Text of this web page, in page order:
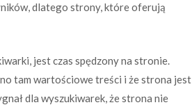
dlatego strony, które oferują
jest czas spędzony na stronie.
tam wartościowe treści i że strona jest
dla wyszukiwarek, że strona nie